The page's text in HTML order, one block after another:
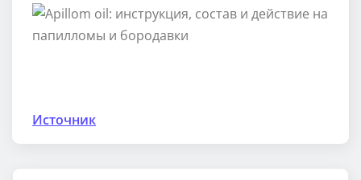
Источник